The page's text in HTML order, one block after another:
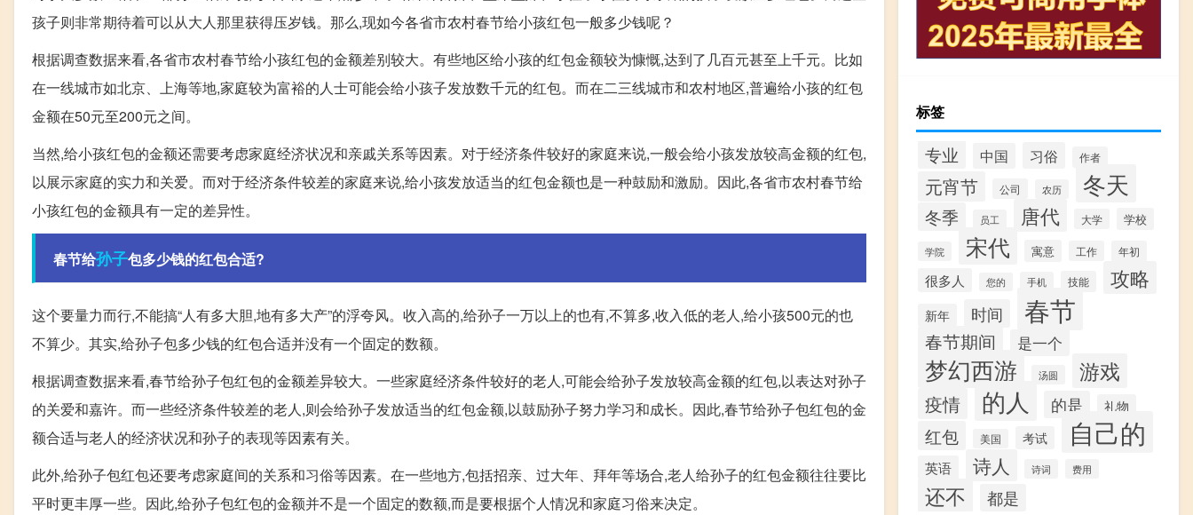
孩子则非常期待着可以从大人那里获得压岁钱。那么,现如今各省市农村春节给小孩红包一般多少钱呢？
根据调查数据来看,各省市农村春节给小孩红包的金额差别较大。有些地区给小孩的红包金额较为慷慨,达到了几百元甚至上千元。比如
在一线城市如北京、上海等地,家庭较为富裕的人士可能会给小孩子发放数千元的红包。而在二三线城市和农村地区,普遍给小孩的红包
金额在50元至200元之间。
当然,给小孩红包的金额还需要考虑家庭经济状况和亲戚关系等因素。对于经济条件较好的家庭来说,一般会给小孩发放较高金额的红包,
以展示家庭的实力和关爱。而对于经济条件较差的家庭来说,给小孩发放适当的红包金额也是一种鼓励和激励。因此,各省市农村春节给
小孩红包的金额具有一定的差异性。
春节给孙子包多少钱的红包合适?
这个要量力而行,不能搞“人有多大胆,地有多大产”的浮夸风。收入高的,给孙子一万以上的也有,不算多,收入低的老人,给小孩500元的也
不算少。其实,给孙子包多少钱的红包合适并没有一个固定的数额。
根据调查数据来看,春节给孙子包红包的金额差异较大。一些家庭经济条件较好的老人,可能会给孙子发放较高金额的红包,以表达对孙子
的关爱和嘉许。而一些经济条件较差的老人,则会给孙子发放适当的红包金额,以鼓励孙子努力学习和成长。因此,春节给孙子包红包的金
额合适与老人的经济状况和孙子的表现等因素有关。
此外,给孙子包红包还要考虑家庭间的关系和习俗等因素。在一些地方,包括招亲、过大年、拜年等场合,老人给孙子的红包金额往往要比
平时更丰厚一些。因此,给孙子包红包的金额并不是一个固定的数额,而是要根据个人情况和家庭习俗来决定。
标签
专业 中国 习俗 作者
元宵节 公司 农历 冬天
冬季 员工 唐代 大学 学校
学院 宋代 寓意 工作 年初
很多人 您的 手机 技能 攻略
新年 时间 春节
春节期间 是一个
梦幻西游 汤圆 游戏
疫情 的人 的是 礼物
红包 美国 考试 自己的
英语 诗人 诗词 费用
还不 都是